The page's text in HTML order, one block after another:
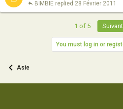
28 Février 2011
BIMBIE
1 of 5 Suivant
You must log in or
Asie